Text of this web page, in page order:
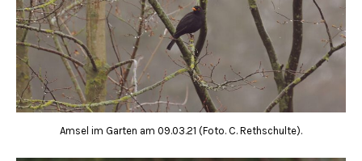
Amsel im Garten am 09.03.21 (Foto. C. Rethschulte).